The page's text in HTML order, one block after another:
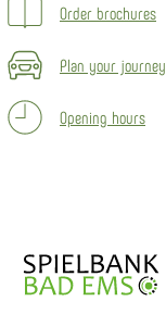
Order brochures
Plan your journey
Opening hours